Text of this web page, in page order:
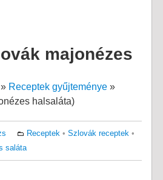
majonézes
» Receptek gyűjteménye»
halsaláta)
Receptek• Szlovák receptek•
saláta